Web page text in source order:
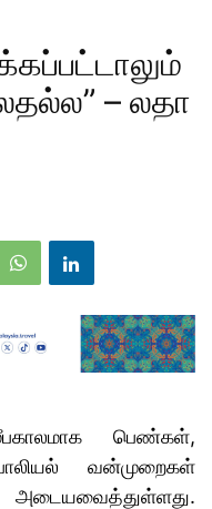
– லதா
பெண்கள்,
வன்முறைகள்
அடையவைத்துள்ளது.